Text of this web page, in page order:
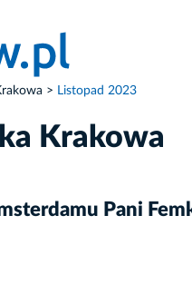
Listopad 2023
Krakowa
Pani